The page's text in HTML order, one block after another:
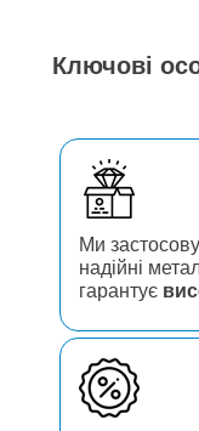
Ключові
Ми
надійні
гарантує